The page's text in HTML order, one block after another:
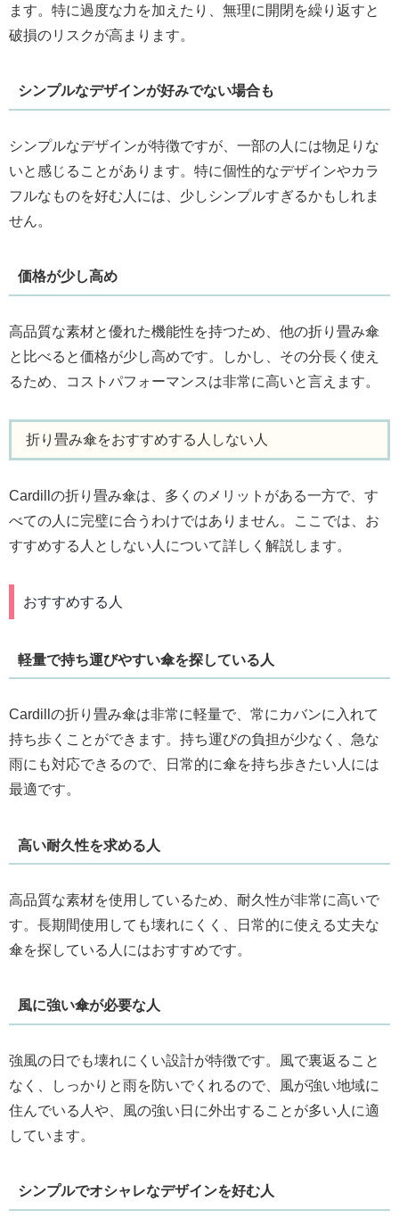
ます。特に過度な力を加えたり、無理に開閉を繰り返すと
破損のリスクが高まります。
シンプルなデザインが好みでない場合も
シンプルなデザインが特徴ですが、一部の人には物足りな
いと感じることがあります。特に個性的なデザインやカラ
フルなものを好む人には、少しシンプルすぎるかもしれま
せん。
価格が少し高め
高品質な素材と優れた機能性を持つため、他の折り畳み傘
と比べると価格が少し高めです。しかし、その分長く使え
るため、コストパフォーマンスは非常に高いと言えます。
折り畳み傘をおすすめする人しない人
Cardillの折り畳み傘は、多くのメリットがある一方で、す
べての人に完璧に合うわけではありません。ここでは、お
すすめする人としない人について詳しく解説します。
おすすめする人
軽量で持ち運びやすい傘を探している人
Cardillの折り畳み傘は非常に軽量で、常にカバンに入れて
持ち歩くことができます。持ち運びの負担が少なく、急な
雨にも対応できるので、日常的に傘を持ち歩きたい人には
最適です。
高い耐久性を求める人
高品質な素材を使用しているため、耐久性が非常に高いで
す。長期間使用しても壊れにくく、日常的に使える丈夫な
傘を探している人にはおすすめです。
風に強い傘が必要な人
強風の日でも壊れにくい設計が特徴です。風で裏返ること
なく、しっかりと雨を防いでくれるので、風が強い地域に
住んでいる人や、風の強い日に外出することが多い人に適
しています。
シンプルでオシャレなデザインを好む人